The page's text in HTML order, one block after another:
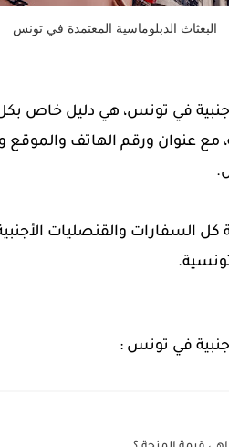
البعثاث الدبلوماسية المعتمدة في تونس
في تونس، هي دليل خاص بكل
مع عنوان ورقم الهاتف والموقع
كل السفارات والقنصليات
في تونس :